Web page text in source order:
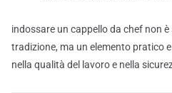
indossare un cappello da chef non
tradizione, ma un elemento pratico
nella qualità del lavoro e nella